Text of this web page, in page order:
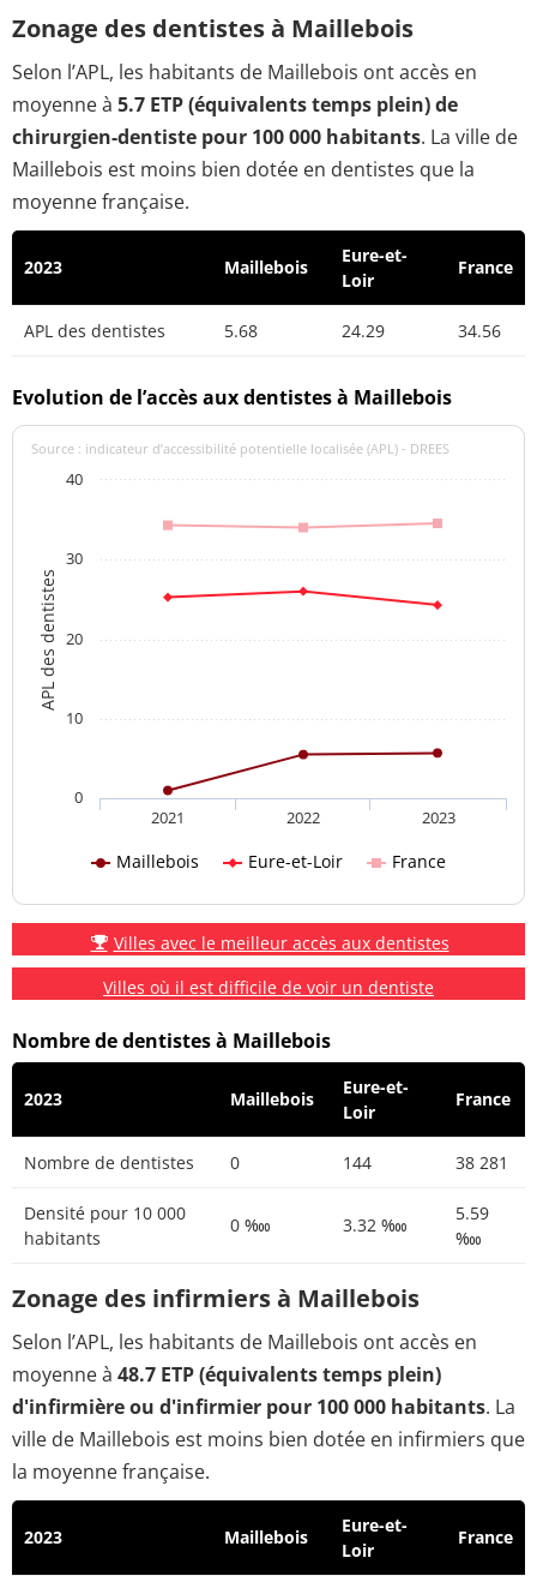
Zonage des dentistes à Maillebois
Selon l’APL, les habitants de Maillebois ont accès en
moyenne à 5.7 ETP (équivalents temps plein) de
chirurgien-dentiste pour 100 000 habitants. La ville de
Maillebois est moins bien dotée en dentistes que la
moyenne française.
2023 Maillebois
Eure-et-
Loir
France
APL des dentistes 5.68 24.29 34.56
Evolution de l’accès aux dentistes à Maillebois
APL des dentistes
Source : indicateur d’accessibilité potentielle localisée (APL) - DREES
Maillebois Eure-et-Loir France
2021 2022 2023
0
10
20
30
40
Villes avec le meilleur accès aux dentistes
Villes où il est difficile de voir un dentiste
Nombre de dentistes à Maillebois
2023 Maillebois
Eure-et-
Loir
France
Nombre de dentistes 0 144 38 281
Densité pour 10 000
habitants
0 ‱ 3.32 ‱
5.59
‱
Zonage des infirmiers à Maillebois
Selon l’APL, les habitants de Maillebois ont accès en
moyenne à 48.7 ETP (équivalents temps plein)
d'infirmière ou d'infirmier pour 100 000 habitants. La
ville de Maillebois est moins bien dotée en infirmiers que
la moyenne française.
2023 Maillebois
Eure-et-
Loir
France